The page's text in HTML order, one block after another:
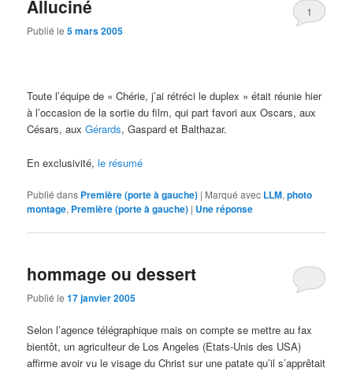
Alluciné
Publié le5 mars 2005
1
Toute l’équipe de « Chérie, j’ai rétréci le duplex » était réunie hier
à l’occasion de la sortie du film, qui part favori aux Oscars, aux
Césars, auxGérards, Gaspard et Balthazar.
En exclusivité,le résumé
Publié dans Première (porte à gauche) | Marqué avec LLM,photo
montage, Première (porte à gauche) | Uneréponse
hommage ou dessert
Publié le17 janvier 2005
Selon l’agence télégraphique mais on compte se mettre au fax
bientôt, un agriculteur de Los Angeles (Etats-Unis des USA)
affirme avoir vu le visage du Christ sur une patate qu’il s’apprêtait